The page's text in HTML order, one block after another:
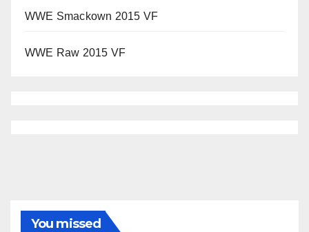
WWE Smackown 2015 VF
WWE Raw 2015 VF
You missed